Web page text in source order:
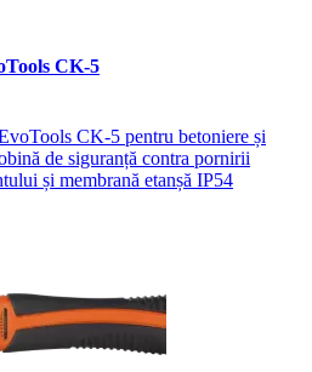
CK-5
CK-5 pentru betoniere și
de siguranță contra pornirii
și membrană etanșă IP54